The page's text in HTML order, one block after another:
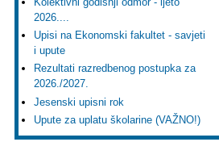
2026....
Upisi na Ekonomski fakultet - savjeti
i upute
Rezultati razredbenog postupka za
2026./2027.
Jesenski upisni rok
Upute za uplatu školarine (VAŽNO!)